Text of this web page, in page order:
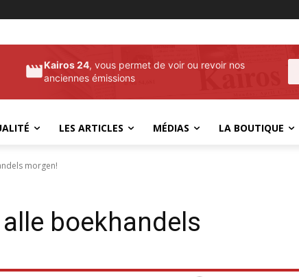
Kairos 24, vous permet de voir ou revoir nos
anciennes émissions
LES ARTICLES MÉDIAS LA BOUTIQUE
morgen!
boekhandels